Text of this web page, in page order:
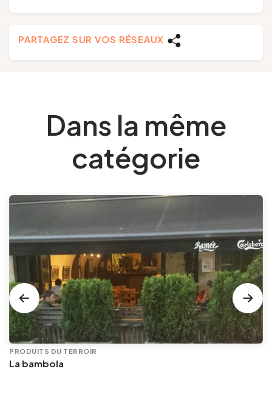
PARTAGEZ SUR VOS RÉSEAUX
Dans la même
catégorie
PRODUITS DU TERROIR
La bambola